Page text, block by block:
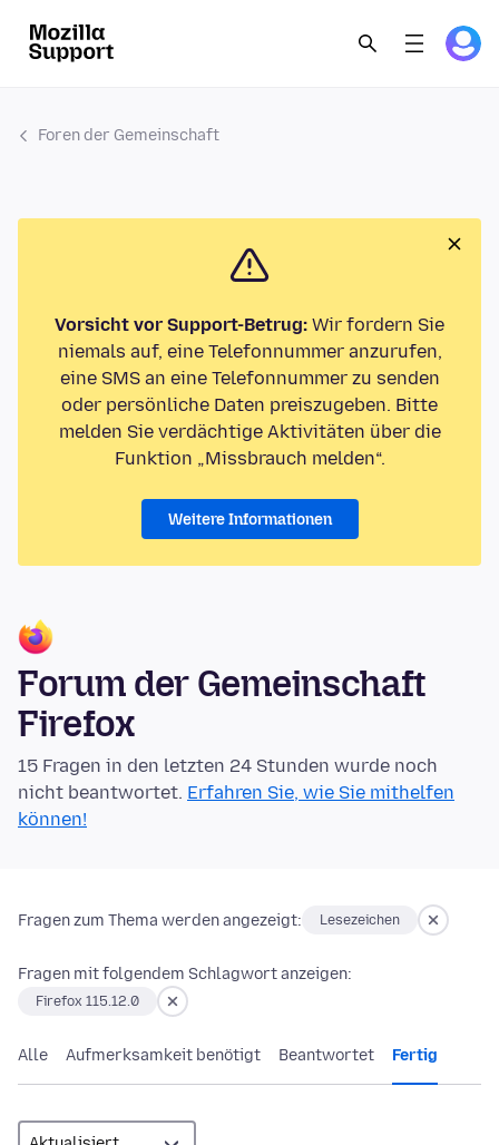
Foren der Gemeinschaft
Vorsicht vor Support-Betrug: Wir fordern Sie
niemals auf, eine Telefonnummer anzurufen,
eine SMS an eine Telefonnummer zu senden
oder persönliche Daten preiszugeben. Bitte
melden Sie verdächtige Aktivitäten über die
Funktion „Missbrauch melden“.
Weitere Informationen
Forum der Gemeinschaft
Firefox
15 Fragen in den letzten 24 Stunden wurde noch
nicht beantwortet. Erfahren Sie, wie Sie mithelfen
können!
Fragen zum Thema werden angezeigt: Lesezeichen
Fragen mit folgendem Schlagwort anzeigen:
Firefox 115.12.0
Alle Aufmerksamkeit benötigt Beantwortet Fertig